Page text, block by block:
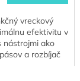
vreckový
efektivitu v
nástrojmi ako
a rozbíjač